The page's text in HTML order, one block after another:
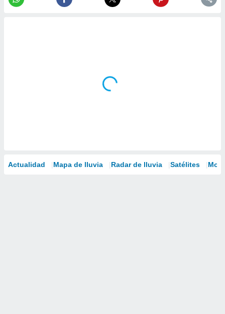
Actualidad Mapa de lluvia Radar de lluvia Satélites